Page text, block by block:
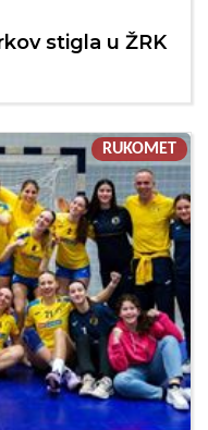
stigla u ŽRK
RUKOMET